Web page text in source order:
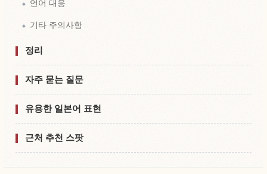
언어 대응
기타 주의사항
정리
자주 묻는 질문
유용한 일본어 표현
근처 추천 스팟